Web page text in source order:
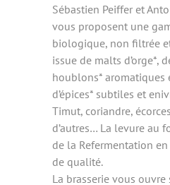
Sébastien Peiffer et
vous proposent une
biologique, non filtrée
issue de malts d’orge*,
houblons* aromatiques
d’épices* subtiles et
Timut, coriandre,
d’autres… La levure au
de la Refermentation
de qualité.
La brasserie vous